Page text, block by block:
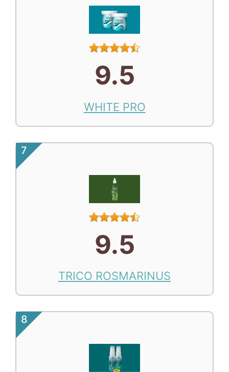
9.5
WHITE PRO
7
9.5
TRICO ROSMARINUS
8